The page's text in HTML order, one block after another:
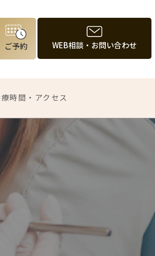
ご予約 WEB相談・お問い合わせ
時間・アクセス